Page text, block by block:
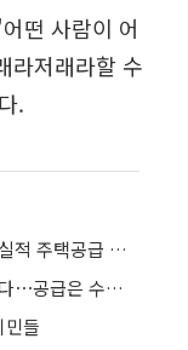
떤 사람이 어
라저래라할 수
.
이재명 대통령 “인허가·착공 기준으로 현실적 주택공급 확대”
이재명 대통령 “세금으로 집값 잡지 않겠다⋯공급은 수치로 제시”
민들